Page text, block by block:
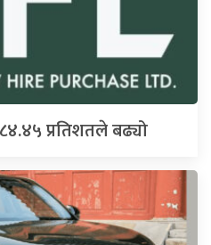
प्रतिशतले बढ्यो